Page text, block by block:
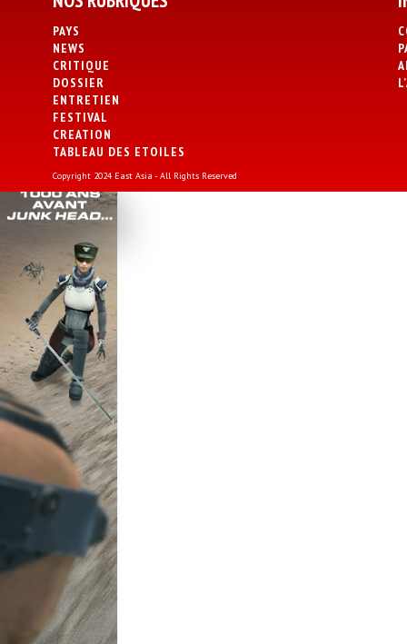
PAYS
NEWS
CRITIQUE
DOSSIER
ENTRETIEN
FESTIVAL
CREATION
TABLEAU DES ETOILES
Copyright 2024 East Asia - All Rights Reserved